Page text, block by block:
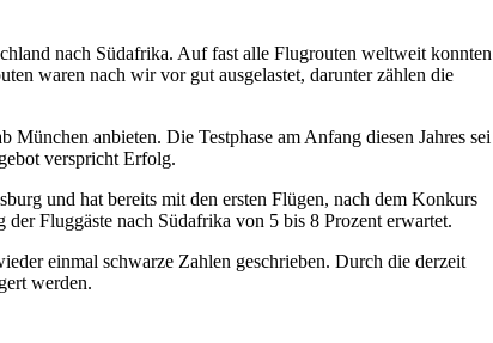
nach Südafrika. Auf fast alle Flugrouten weltweit konnten
waren nach wir vor gut ausgelastet, darunter zählen die
anbieten. Die Testphase am Anfang diesen Jahres sei
verspricht Erfolg.
und hat bereits mit den ersten Flügen, nach dem Konkurs
Fluggäste nach Südafrika von 5 bis 8 Prozent erwartet.
einmal schwarze Zahlen geschrieben. Durch die derzeit
werden.